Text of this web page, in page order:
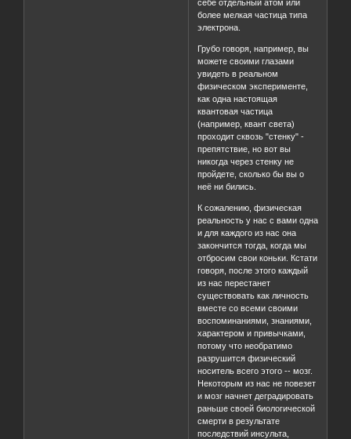
себе отдельный атом или
более мелкая частица типа
электрона.
Грубо говоря, например, вы
можете своими глазами
увидеть в реальном
физическом эксперименте,
как одна настоящая
квантовая частица
(например, квант света)
проходит сквозь "стенку" -
препятствие, но вот вы
никогда через стенку не
пройдете, сколько бы вы о
неё ни бились.
К сожалению, физическая
реальность у нас с вами одна
и для каждого из нас она
закончится тогда, когда мы
отбросим свои коньки. Кстати
говоря, после этого каждый
из нас перестанет
существовать как личность
вместе со всеми своими
воспоминаниями, знаниями,
характером и привычками,
потому что необратимо
разрушится физический
носитель всего этого -- мозг.
Некоторым из нас не повезет
и мозг начнет деградировать
раньше своей биологической
смерти в результате
последствий инсульта,